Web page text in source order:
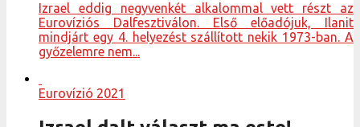
Izrael eddig negyvenkét alkalommal vett részt az
Eurovíziós Dalfesztiválon. Első előadójuk, Ilanit
mindjárt egy 4. helyezést szállított nekik 1973-ban. A
győzelemre nem...
Eurovízió 2021